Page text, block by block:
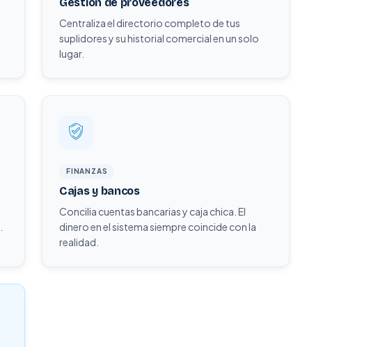
Centraliza el directorio completo de tus
suplidores y su historial comercial en un solo
lugar.
FINANZAS
Cajas y bancos
Concilia cuentas bancarias y caja chica. El
dinero en el sistema siempre coincide con la
realidad.